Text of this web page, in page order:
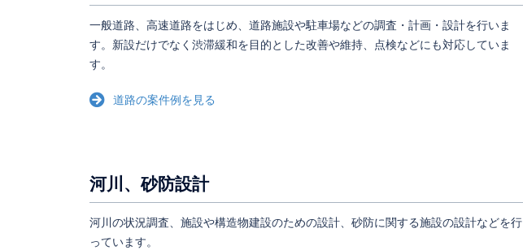
一般道路、高速道路をはじめ、道路施設や駐車場などの調査・計画・設計を行いま
す。新設だけでなく渋滞緩和を目的とした改善や維持、点検などにも対応していま
す。
道路の案件例を見る
河川、砂防設計
河川の状況調査、施設や構造物建設のための設計、砂防に関する施設の設計などを行
っています。